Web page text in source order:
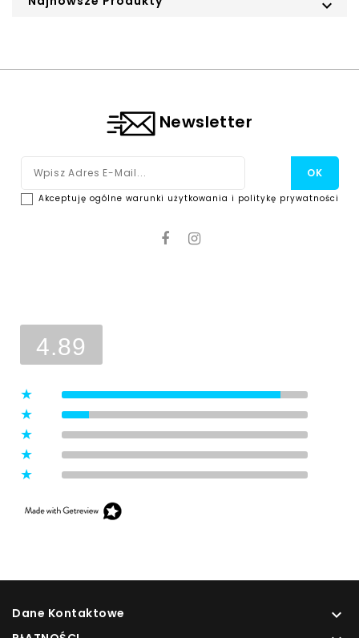

Newsletter
Akceptuję ogólne warunki użytkowania i politykę prywatności
4.89
Dane Kontaktowe 